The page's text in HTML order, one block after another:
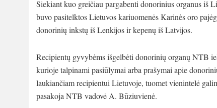
Siekiant kuo greičiau pargabenti donorinius organus iš
buvo pasitelktos Lietuvos kariuomenės Karinės oro
donorinių inkstų iš Lenkijos ir kepenų iš Latvijos.
Recipientų gyvybėms išgelbėti donorinių organų NTB
kurioje talpinami pasiūlymai arba prašymai apie
laukiančiam recipientui Lietuvoje, tuomet vienintelė
pasakoja NTB vadovė A. Būziuvienė.